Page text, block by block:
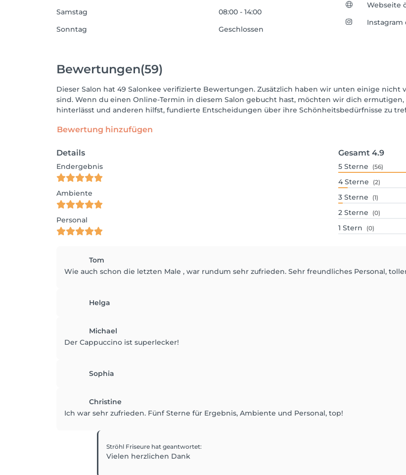
Samstag
08:00 - 14:00
Sonntag
Geschlossen
Webseite
Instagram
Bewertungen(59)
Dieser Salon hat 49 Salonkee verifizierte Bewertungen. Zusätzlich haben wir unten einige
sind. Wenn du einen Online-Termin in diesem Salon gebucht hast, möchten wir dich
hinterlässt und anderen hilfst, fundierte Entscheidungen über ihre Schönheitsbedürfnisse zu
Bewertung hinzufügen
Details
Endergebnis
Ambiente
Personal
Gesamt 4.9
5 Sterne (56)
4 Sterne (2)
3 Sterne (1)
2 Sterne (0)
1 Stern (0)
Tom
Wie auch schon die letzten Male , war rundum sehr zufrieden. Sehr freundliches Personal,
Helga
Michael
Der Cappuccino ist superlecker!
Sophia
Christine
Ich war sehr zufrieden. Fünf Sterne für Ergebnis, Ambiente und Personal, top!
Ströhl Friseure hat geantwortet:
Vielen herzlichen Dank